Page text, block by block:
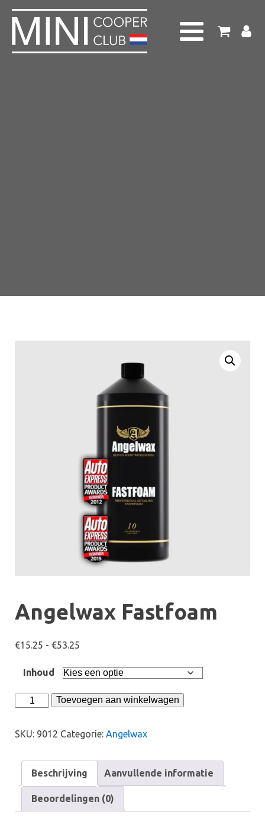
Angelwax Fastfoam
€15.25 - €53.25
tot
Inhoud
Angelwax
aantal
Toevoegen aan winkelwagen
SKU: 9012 Categorie: Angelwax
Beschrijving Aanvullende informatie
Beoordelingen (0)